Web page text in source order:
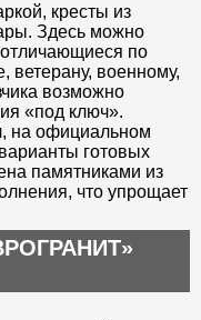
кресты из
Здесь можно
отличающиеся по
ветерану, военному,
возможно
«под ключ».
на официальном
готовых
памятниками из
что упрощает